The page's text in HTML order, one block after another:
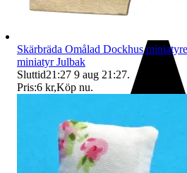
Skärbräda Omålad Dockhus
miniatyr Julbak
Sluttid21:27 9 aug 21:27.
Pris:6 kr,Köp nu.